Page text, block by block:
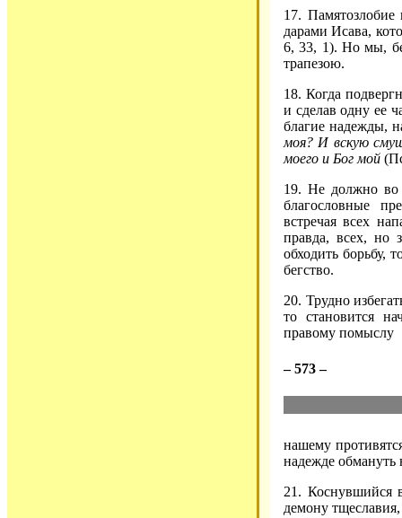
17.
дарами Исава,
6, 33, 1). Но мы,
трапезою.
18. Когда
и сделав одну ее
благие надежды,
моя? И вскую
моего и Бог мой
19. Не должно во
благословные
встречая всех
правда, всех, но
обходить борьбу,
бегство.
20. Трудно
то становится
правому помыслу
– 573 –
нашему
надежде обмануть
21. Коснувшийся
демону